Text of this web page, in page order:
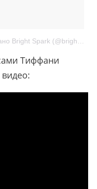
Фото кольца Тиффани опубликовано Bright Spark (@brightspark.ru)
Тиффани